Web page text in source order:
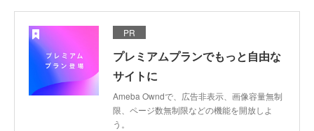
PR
プレミアムプランでもっと自由な
サイトに
Ameba Owndで、広告非表示、画像容量無制
限、ページ数無制限などの機能を開放しよ
う。